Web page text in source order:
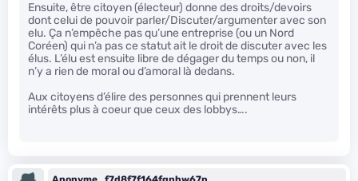
Ensuite, être citoyen (électeur) donne des droits/devoirs
dont celui de pouvoir parler/Discuter/argumenter avec son
elu. Ça n’empêche pas qu’une entreprise (ou un Nord
Coréen) qui n’a pas ce statut ait le droit de discuter avec les
élus. L’élu est ensuite libre de dégager du temps ou non, il
n’y a rien de moral ou d’amoral là dedans.
Aux citoyens d’élire des personnes qui prennent leurs
intérêts plus à coeur que ceux des lobbys….